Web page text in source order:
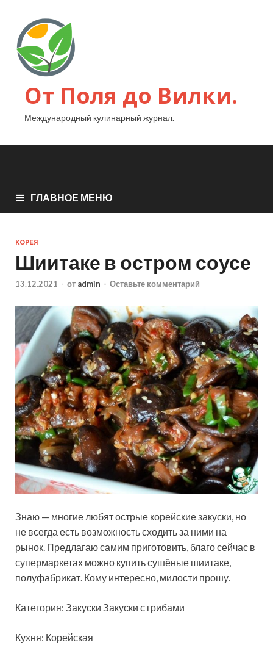
От Поля до Вилки.
Международный кулинарный журнал.
ГЛАВНОЕ МЕНЮ
КОРЕЯ
Шиитаке в остром соусе
13.12.2021 - от admin - Оставьте комментарий
Знаю — многие любят острые корейские закуски, но
не всегда есть возможность сходить за ними на
рынок. Предлагаю самим приготовить, благо сейчас в
супермаркетах можно купить сушёные шиитаке,
полуфабрикат. Кому интересно, милости прошу.
Категория: Закуски Закуски с грибами
Кухня: Корейская